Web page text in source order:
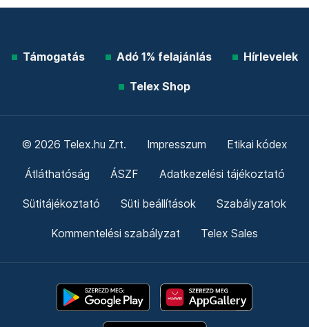
Támogatás Adó 1% felajánlás Hírlevelek
Telex Shop
© 2026 Telex.hu Zrt. Impresszum Etikai kódex
Átláthatóság ÁSZF Adatkezelési tájékoztató
Sütitájékoztató Süti beállítások Szabályzatok
Kommentelési szabályzat Telex Sales